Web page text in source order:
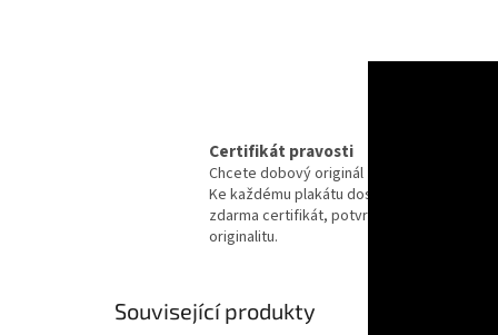
Certifikát pravosti
Chcete dobový originál z kina?
Ke každému plakátu dostanete
zdarma certifikát, potvrzující
originalitu.
Související produkty